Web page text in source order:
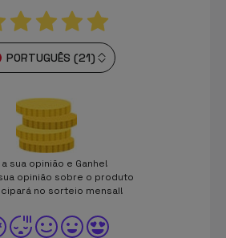
PORTUGUÊS (21)
a sua opinião e Ganhe!
opinião sobre o produto
no sorteio mensal!